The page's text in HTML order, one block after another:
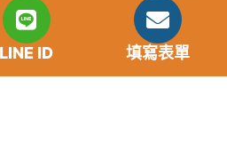
現金10萬元，經多方比較利率
定於36個月內須還清借款，年
利息1000元，無須手續費。
LINE ID 填寫表單